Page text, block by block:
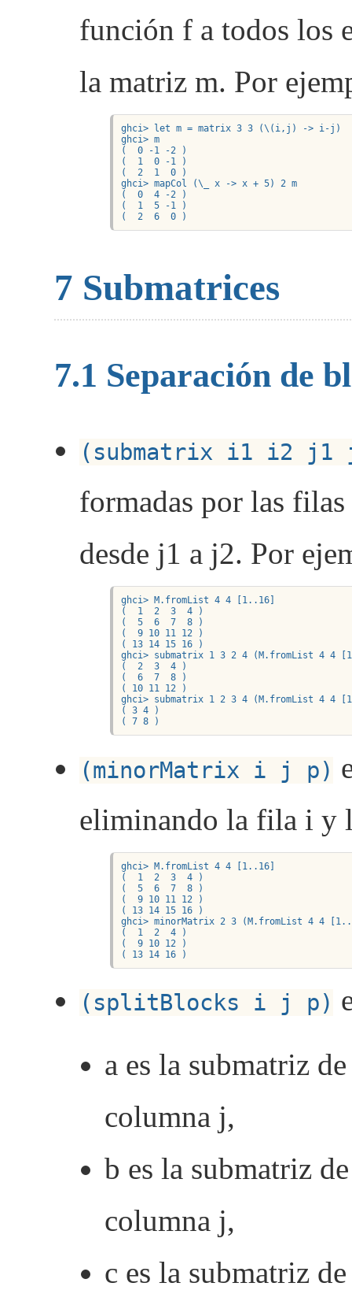
función f a todos los
la matriz m. Por
ghci> let m = matrix 3 3 (\(i,j) -> i-j)
ghci> m
(  0 -1 -2 )
(  1  0 -1 )
(  2  1  0 )
ghci> mapCol (\_ x -> x + 5) 2 m
(  0  4 -2 )
(  1  5 -1 )
(  2  6  0 )
7 Submatrices
7.1 Separación de
(submatrix i1 i2 j1
formadas por las
desde j1 a j2. Por
ghci> M.fromList 4 4 [1..16]
(  1  2  3  4 )
(  5  6  7  8 )
(  9 10 11 12 )
( 13 14 15 16 )
ghci> submatrix 1 3 2 4 (M.fromList 4 4
(  2  3  4 )
(  6  7  8 )
( 10 11 12 )
ghci> submatrix 1 2 3 4 (M.fromList 4 4
( 3 4 )
( 7 8 )
(minorMatrix i j p)
eliminando la fila i y
ghci> M.fromList 4 4 [1..16]
(  1  2  3  4 )
(  5  6  7  8 )
(  9 10 11 12 )
( 13 14 15 16 )
ghci> minorMatrix 2 3 (M.fromList 4 4
(  1  2  4 )
(  9 10 12 )
( 13 14 16 )
(splitBlocks i j p)
a es la submatriz
columna j,
b es la submatriz
columna j,
c es la submatriz